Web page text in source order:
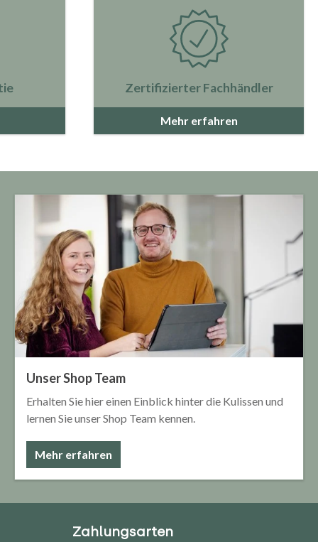
Zertifizierter Fachhändler
Mehr erfahren
Unser Shop Team
Erhalten Sie hier einen Einblick hinter die Kulissen und
lernen Sie unser Shop Team kennen.
Mehr erfahren
Zahlungsarten